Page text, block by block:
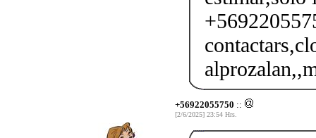
+56922055750 ::
[2/6/2025] 23:54 Hrs.